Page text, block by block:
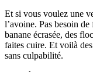
Et si vous voulez une
l’avoine. Pas besoin
banane écrasée, des
faites cuire. Et voilà
sans culpabilité.